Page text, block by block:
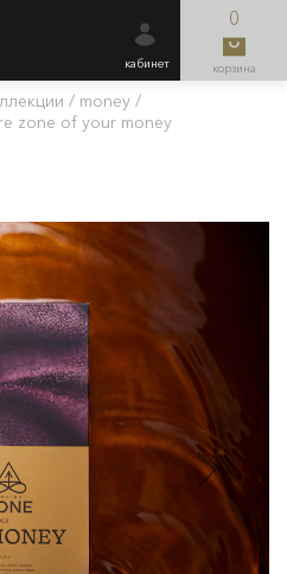
кабинет
0
корзина
/ money /
zone of your money